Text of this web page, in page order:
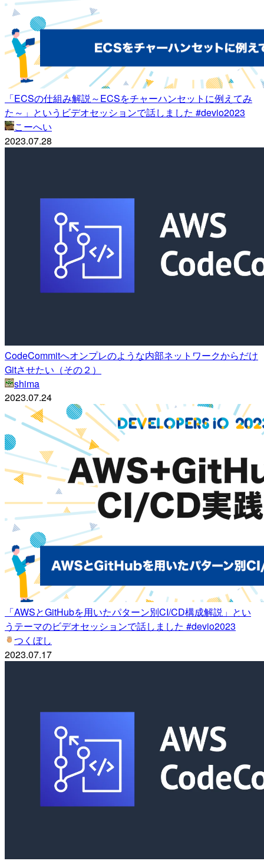
「ECSの仕組み解説～ECSをチャーハンセットに例えてみ
た～」というビデオセッションで話しました #devio2023
こーへい
2023.07.28
CodeCommitへオンプレのような内部ネットワークからだけ
Gitさせたい（その２）
shima
2023.07.24
「AWSとGitHubを用いたパターン別CI/CD構成解説」とい
うテーマのビデオセッションで話しました #devio2023
つくぼし
2023.07.17